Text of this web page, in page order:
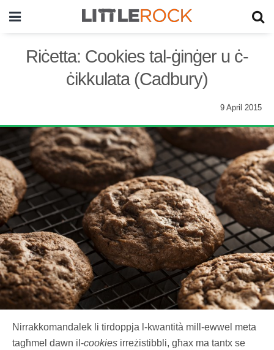
Riċetta: Cookies tal-ġinġer u ċ-
ċikkulata (Cadbury)
9 April 2015
Nirrakkomandalek li tirdoppja l-kwantità mill-ewwel meta
tagħmel dawn il-cookies irreżistibbli, għax ma tantx se